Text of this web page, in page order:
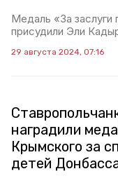
Медаль «За заслуги
присудили Эли
29 августа 2024, 07:16
наградили
Крымского за
детей